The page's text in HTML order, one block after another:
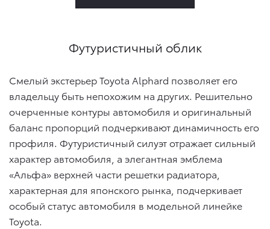
Футуристичный облик
Смелый экстерьер Toyota Alphard позволяет его
владельцу быть непохожим на других. Решительно
очерченные контуры автомобиля и оригинальный
баланс пропорций подчеркивают динамичность его
профиля. Футуристичный силуэт отражает сильный
характер автомобиля, а элегантная эмблема
«Альфа» верхней части решетки радиатора,
характерная для японского рынка, подчеркивает
особый статус автомобиля в модельной линейке
Toyota.